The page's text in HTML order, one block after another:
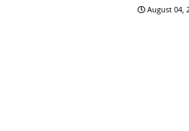
August 04,